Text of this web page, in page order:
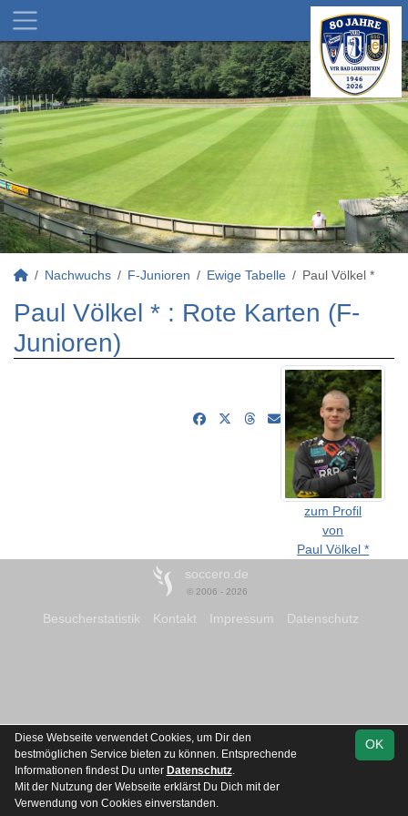
Nachwuchs F-Junioren Ewige Tabelle Paul Völkel *
Paul Völkel * : Rote Karten (F-
Junioren)
zum Profil
von
Paul Völkel *
soccero.de
© 2006 - 2026
Besucherstatistik Kontakt Impressum Datenschutz
OK
Diese Webseite verwendet Cookies, um Dir den
bestmöglichen Service bieten zu können. Entsprechende
Informationen findest Du unter Datenschutz.
Mit der Nutzung der Webseite erklärst Du Dich mit der
Verwendung von Cookies einverstanden.